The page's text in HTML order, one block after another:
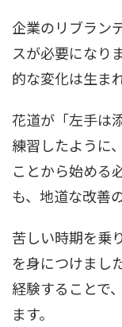
企業のリブラン
スが必要になり
的な変化は生ま
花道が「左手は
練習したように
ことから始める
も、地道な改善
苦しい時期を乗
を身につけまし
経験することで
ます。